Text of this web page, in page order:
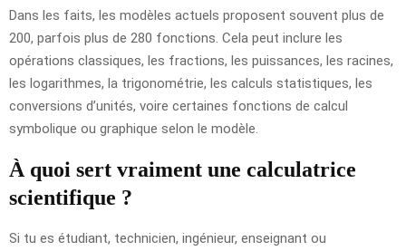
Dans les faits, les modèles actuels proposent souvent plus de
200, parfois plus de 280 fonctions. Cela peut inclure les
opérations classiques, les fractions, les puissances, les racines,
les logarithmes, la trigonométrie, les calculs statistiques, les
conversions d’unités, voire certaines fonctions de calcul
symbolique ou graphique selon le modèle.
À quoi sert vraiment une calculatrice
scientifique ?
Si tu es étudiant, technicien, ingénieur, enseignant ou